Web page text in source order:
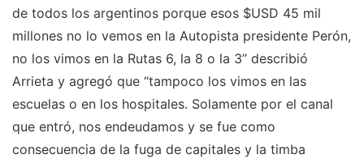
de todos los argentinos porque esos $USD 45 mil
millones no lo vemos en la Autopista presidente Perón,
no los vimos en la Rutas 6, la 8 o la 3” describió
Arrieta y agregó que “tampoco los vimos en las
escuelas o en los hospitales. Solamente por el canal
que entró, nos endeudamos y se fue como
consecuencia de la fuga de capitales y la timba